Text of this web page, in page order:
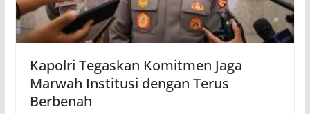
Kapolri Tegaskan Komitmen Jaga
Marwah Institusi dengan Terus
Berbenah